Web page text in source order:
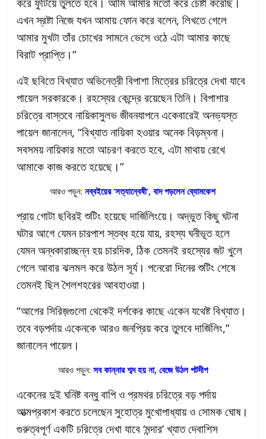
এখন স্রষ্টা নিজে যখন আমায় ফোন করে বলেন, লিখতে গেলে
আমার মুখটা তাঁর চোখের সামনে ভেসে ওঠে এটা আমার কাছে
বিরাট প্রাপ্তি।”
এই ছবিতে বিখ্যাত অভিনেত্রী বিপাশা মিত্রের চরিত্রে দেখা যাবে
পায়েল সরকারকে। রহস্যের কেন্দ্রে রয়েছেন তিনি। বিপাশার
চরিত্রে বাস্তবে নায়িকাসুলভ জীবনযাপনে একেবারেই অনভ্যস্ত
পায়েল জানালেন, “বিখ্যাত নায়িকা হওয়ার অনেক বিড়ম্বনা।
সবসময় নায়িকার মতো আচরণ করতে হবে, এটা মাথায় রেখে
আমাকে কাজ করতে হয়েছে।”
আরও পড়ুন:নব্বইয়ের ‘সত্যান্বেষী’, বাদ পড়লেন ব্যোমকেশ
প্রায় গোটা ছবিরই শুটিং হয়েছে দার্জিলিংয়ে। অদ্ভুত কিছু ঘটনা
ঘটার আগে যেমন চারপাশ স্তব্ধ হয়ে যায়, রহস্য ঘনীভূত হলে
যেমন অন্ধকারাচ্ছন্ন হয় চারদিক, ঠিক তেমনই রহস্যের জট খুলে
গেলে আবার ঝলমল করে উঠল সূর্য। পনেরো দিনের শুটিং শেষে
তেমনই ছিল শৈলশহরের আবহাওয়া।
“আগের সিরিজ়গুলো থেকেই দর্শকের কাছে একেন যথেষ্ট বিখ্যাত।
তবে বড়পর্দায় একেনকে আরও জনপ্রিয় করে তুলবে দার্জিলিং,”
জানালেন পায়েল।
আরও পড়ুন: সব কান্নার শব্দ হয় না, বেজে উঠল পটদীপ
একেনের দুই ঘনিষ্ট বন্ধু বাপি ও প্রমথর চরিত্রে বড় পর্দায়
আত্মপ্রকাশ করতে চলেছেন সুহোত্র মুখোপাধ্যায় ও সোমক ঘোষ।
গুরুত্বপূর্ণ একটি চরিত্রে দেখা যাবে ‘মন্দার’ খ্যাত দেবাশিস